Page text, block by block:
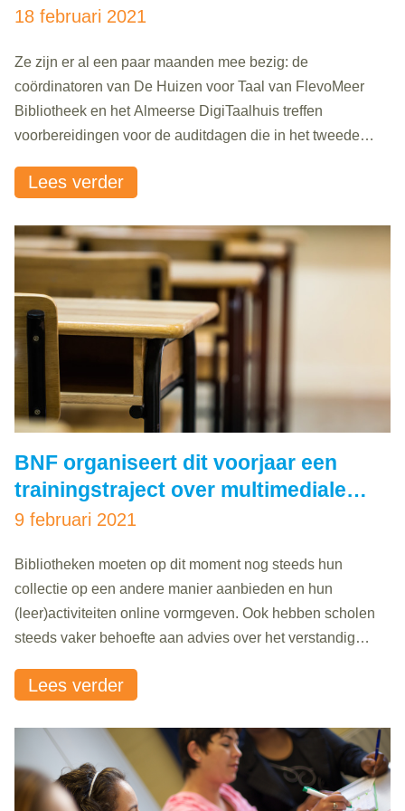
certificering
18 februari 2021
Ze zijn er al een paar maanden mee bezig: de
coördinatoren van De Huizen voor Taal van FlevoMeer
Bibliotheek en het Almeerse DigiTaalhuis treffen
voorbereidingen voor de auditdagen die in het tweede
‘taalhuizen’ worden dit jaar namelijk gescreend op hun
Lees verder
BNF organiseert dit voorjaar een
trainingstraject over multimediale
didactiek
9 februari 2021
Bibliotheken moeten op dit moment nog steeds hun
collectie op een andere manier aanbieden en hun
(leer)activiteiten online vormgeven. Ook hebben scholen
steeds vaker behoefte aan advies over het verstandig
vaardigheden. Het is dus belangrijk dat bibliotheken zich
beide basisbibliotheken..
Lees verder